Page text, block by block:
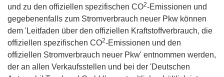
und zu den offiziellen spezifischen CO2-Emissionen und
gegebenenfalls zum Stromverbrauch neuer Pkw können
dem 'Leitfaden über den offiziellen Kraftstoffverbrauch, die
offiziellen spezifischen CO2-Emissionen und den
offiziellen Stromverbrauch neuer Pkw' entnommen werden,
der an allen Verkaufsstellen und bei der 'Deutschen